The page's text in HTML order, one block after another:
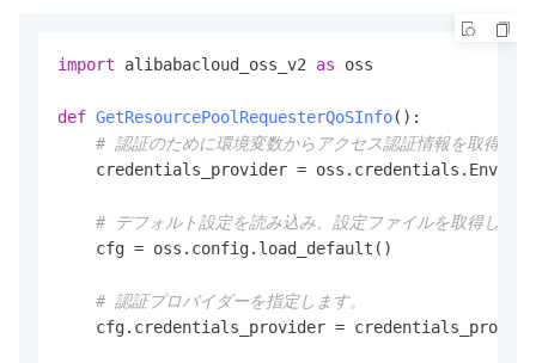
import alibabacloud_oss_v2 as oss
def GetResourcePoolRequesterQoSInfo():
# 認証のために環境変数からアクセス認証情報を取得し
credentials_provider =
# デフォルト設定を読み込み、設定ファイルを取得しま
    cfg = oss.config.load_default()
# 認証プロバイダーを指定します。
cfg.credentials_provider =